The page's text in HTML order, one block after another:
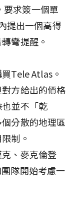
求簽一個單
提出一個高得
彎提醒。
Tele Atlas。
方給出的價格
並不「乾
分散的地理區
制。
、麥克倫登
隊開始考慮一